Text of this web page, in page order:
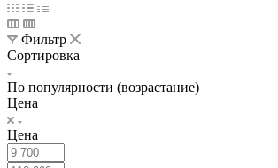
Фильтр
Сортировка
По популярности (возрастание)
Цена
Цена